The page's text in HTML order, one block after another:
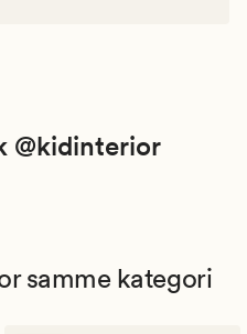
@kidinterior
samme kategori